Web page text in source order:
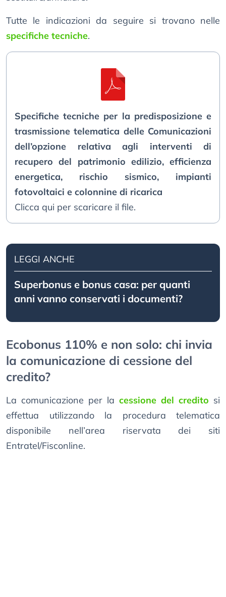
Tutte le indicazioni da seguire si trovano nelle
specifiche tecniche.
Specifiche tecniche per la predisposizione e
trasmissione telematica delle Comunicazioni
dell’opzione relativa agli interventi di
recupero del patrimonio edilizio, efficienza
energetica, rischio sismico, impianti
fotovoltaici e colonnine di ricarica
Clicca qui per scaricare il file.
LEGGI ANCHE
Superbonus e bonus casa: per quanti
anni vanno conservati i documenti?
Ecobonus 110% e non solo: chi invia
la comunicazione di cessione del
credito?
La comunicazione per la cessione del credito si
effettua utilizzando la procedura telematica
disponibile nell’area riservata dei siti
Entratel/Fisconline.